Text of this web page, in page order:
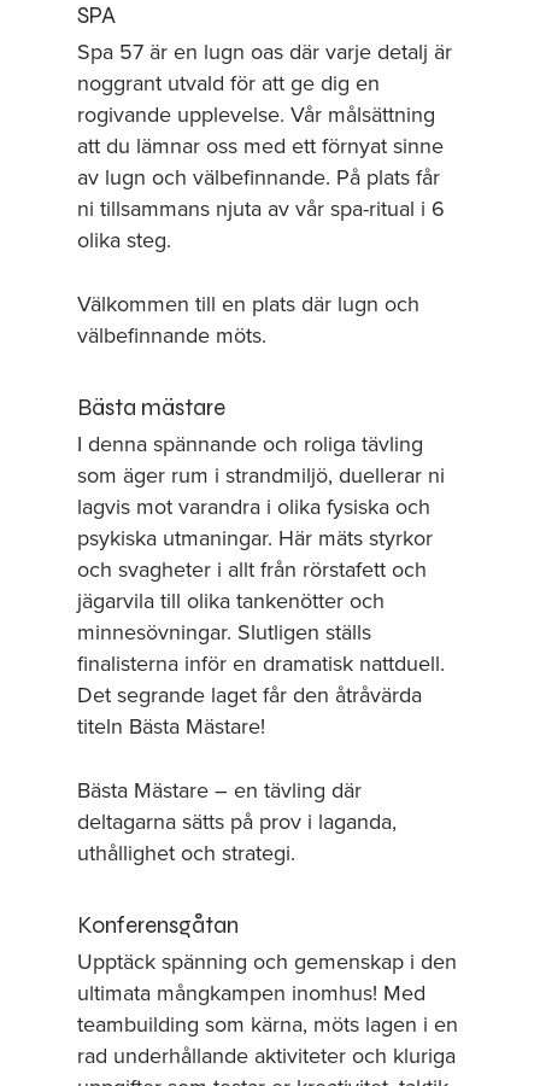
SPA
Spa 57 är en lugn oas där varje detalj är
noggrant utvald för att ge dig en
rogivande upplevelse. Vår målsättning
att du lämnar oss med ett förnyat sinne
av lugn och välbefinnande. På plats får
ni tillsammans njuta av vår spa-ritual i 6
olika steg.
Välkommen till en plats där lugn och
välbefinnande möts.
Bästa mästare
I denna spännande och roliga tävling
som äger rum i strandmiljö, duellerar ni
lagvis mot varandra i olika fysiska och
psykiska utmaningar. Här mäts styrkor
och svagheter i allt från rörstafett och
jägarvila till olika tankenötter och
minnesövningar. Slutligen ställs
finalisterna inför en dramatisk nattduell.
Det segrande laget får den åtråvärda
titeln Bästa Mästare!
Bästa Mästare – en tävling där
deltagarna sätts på prov i laganda,
uthållighet och strategi.
Konferensgåtan
Upptäck spänning och gemenskap i den
ultimata mångkampen inomhus! Med
teambuilding som kärna, möts lagen i en
rad underhållande aktiviteter och kluriga